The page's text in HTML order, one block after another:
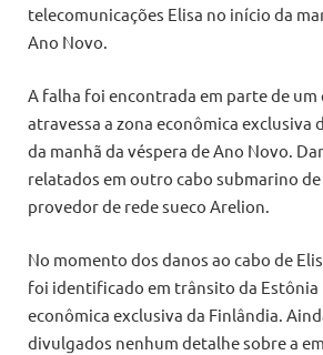
telecomunicações Elisa no início da
Ano Novo.
A falha foi encontrada em parte de um
atravessa a zona econômica exclusiva
da manhã da véspera de Ano Novo.
relatados em outro cabo submarino
provedor de rede sueco Arelion.
No momento dos danos ao cabo de
foi identificado em trânsito da Estônia
econômica exclusiva da Finlândia.
divulgados nenhum detalhe sobre a